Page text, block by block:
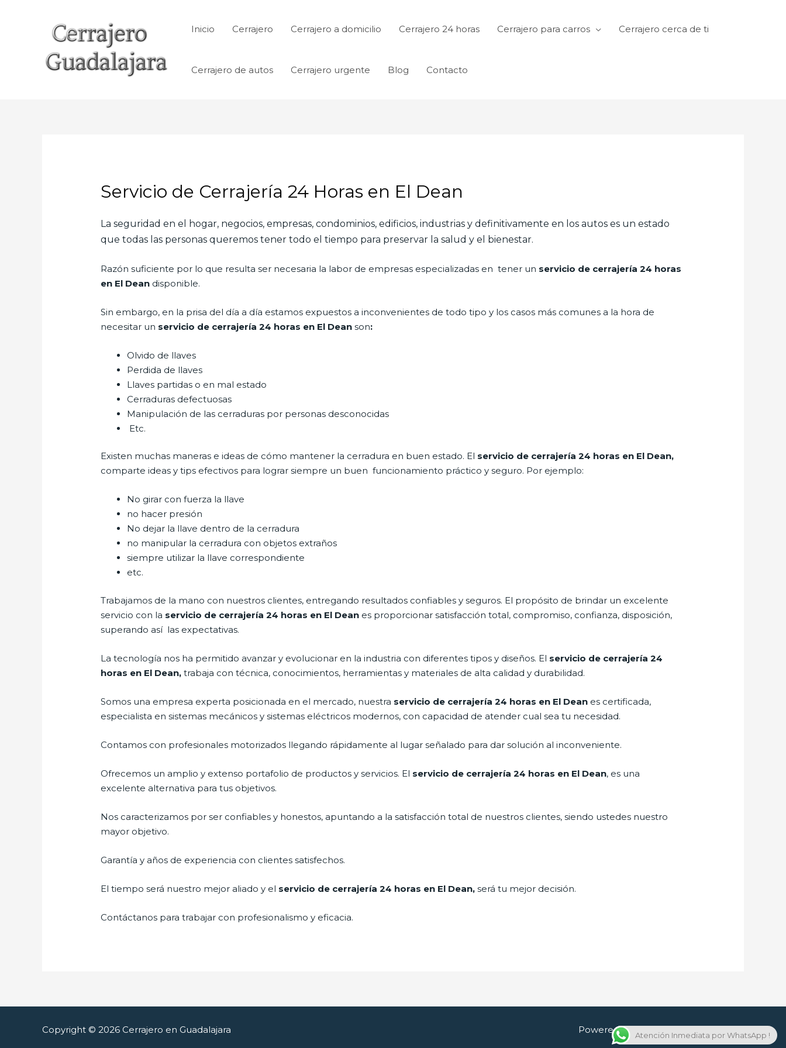
Inicio Cerrajero Cerrajero a domicilio Cerrajero 24 horas Cerrajero para carros Cerrajero cerca de ti
Cerrajero de autos Cerrajero urgente Blog Contacto
Servicio de Cerrajería 24 Horas en El Dean
La seguridad en el hogar, negocios, empresas, condominios, edificios, industrias y definitivamente en los autos es un estado
que todas las personas queremos tener todo el tiempo para preservar la salud y el bienestar.
Razón suficiente por lo que resulta ser necesaria la labor de empresas especializadas en tener un servicio de cerrajería 24 horas
en El Dean disponible.
Sin embargo, en la prisa del día a día estamos expuestos a inconvenientes de todo tipo y los casos más comunes a la hora de
necesitar un servicio de cerrajería 24 horas en El Dean son:
Olvido de llaves
Perdida de llaves
Llaves partidas o en mal estado
Cerraduras defectuosas
Manipulación de las cerraduras por personas desconocidas
Etc.
Existen muchas maneras e ideas de cómo mantener la cerradura en buen estado. El servicio de cerrajería 24 horas en El Dean,
comparte ideas y tips efectivos para lograr siempre un buen funcionamiento práctico y seguro. Por ejemplo:
No girar con fuerza la llave
no hacer presión
No dejar la llave dentro de la cerradura
no manipular la cerradura con objetos extraños
siempre utilizar la llave correspondiente
etc.
Trabajamos de la mano con nuestros clientes, entregando resultados confiables y seguros. El propósito de brindar un excelente
servicio con la servicio de cerrajería 24 horas en El Dean es proporcionar satisfacción total, compromiso, confianza, disposición,
superando así las expectativas.
La tecnología nos ha permitido avanzar y evolucionar en la industria con diferentes tipos y diseños. El servicio de cerrajería 24
horas en El Dean,trabaja con técnica, conocimientos, herramientas y materiales de alta calidad y durabilidad.
Somos una empresa experta posicionada en el mercado, nuestra servicio de cerrajería 24 horas en El Dean es certificada,
especialista en sistemas mecánicos y sistemas eléctricos modernos, con capacidad de atender cual sea tu necesidad.
Contamos con profesionales motorizados llegando rápidamente al lugar señalado para dar solución al inconveniente.
Ofrecemos un amplio y extenso portafolio de productos y servicios. El servicio de cerrajería 24 horas en El Dean, es una
excelente alternativa para tus objetivos.
Nos caracterizamos por ser confiables y honestos, apuntando a la satisfacción total de nuestros clientes, siendo ustedes nuestro
mayor objetivo.
Garantía y años de experiencia con clientes satisfechos.
El tiempo será nuestro mejor aliado y el servicio de cerrajería 24 horas en El Dean,será tu mejor decisión.
Contáctanos para trabajar con profesionalismo y eficacia.
Copyright © 2026 Cerrajero en Guadalajara Powered by Cerrajero en Guadalajara
Atención Inmediata por WhatsApp !